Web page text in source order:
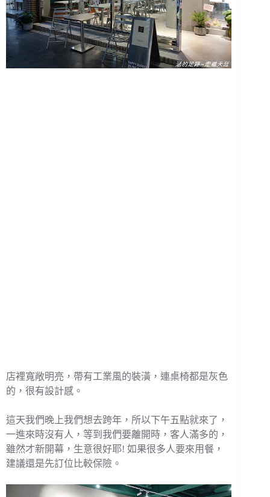
店裡寬敞明亮，帶有工業風的裝潢，連桌椅都是灰色
的，很有設計感。
這天我們晚上我們想去跨年，所以下午五點就來了，
一進來時沒有人，等到我們要離開時，客人滿多的，
雖然才新開幕，生意很好耶! 如果很多人要來用餐，
建議還是先訂位比較保險。